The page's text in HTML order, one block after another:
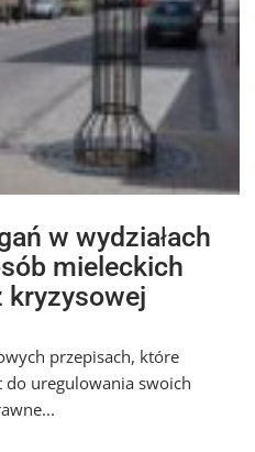
w wydziałach
mieleckich
kryzysowej
przepisach, które
do uregulowania swoich